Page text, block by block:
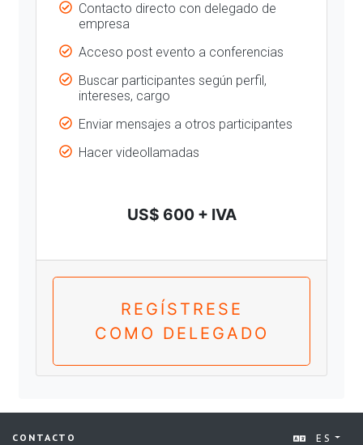
Contacto directo con delegado de
empresa
Acceso post evento a conferencias
Buscar participantes según perfil,
intereses, cargo
Enviar mensajes a otros participantes
Hacer videollamadas
US$ 600 + IVA
REGÍSTRESE
COMO DELEGADO
CONTACTO ES